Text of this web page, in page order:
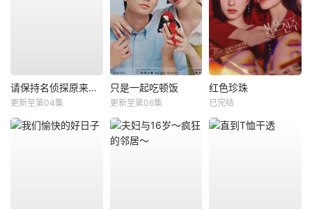
请保持名侦探原来的样子
更新至第04集
只是一起吃顿饭
更新至第06集
红色珍珠
已完结